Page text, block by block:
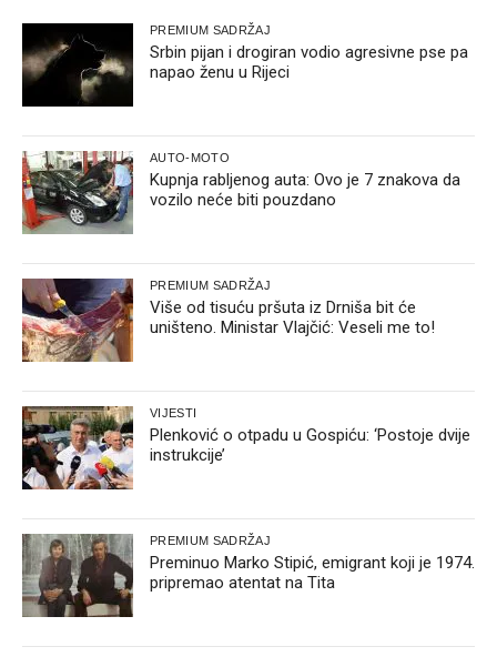
PREMIUM SADRŽAJ
Srbin pijan i drogiran vodio agresivne pse pa
napao ženu u Rijeci
AUTO-MOTO
Kupnja rabljenog auta: Ovo je 7 znakova da
vozilo neće biti pouzdano
PREMIUM SADRŽAJ
Više od tisuću pršuta iz Drniša bit će
uništeno. Ministar Vlajčić: Veseli me to!
VIJESTI
Plenković o otpadu u Gospiću: ‘Postoje dvije
instrukcije’
PREMIUM SADRŽAJ
Preminuo Marko Stipić, emigrant koji je 1974.
pripremao atentat na Tita